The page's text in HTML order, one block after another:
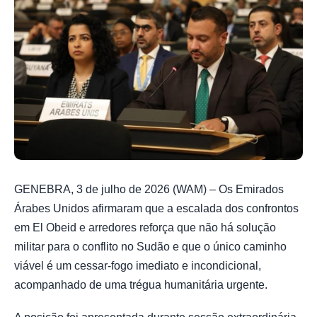
GENEBRA, 3 de julho de 2026 (WAM) – Os Emirados
Árabes Unidos afirmaram que a escalada dos confrontos
em El Obeid e arredores reforça que não há solução
militar para o conflito no Sudão e que o único caminho
viável é um cessar-fogo imediato e incondicional,
acompanhado de uma trégua humanitária urgente.